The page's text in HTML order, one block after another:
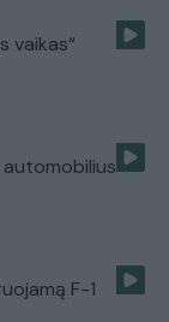
vaikas“
automobilius
F-1